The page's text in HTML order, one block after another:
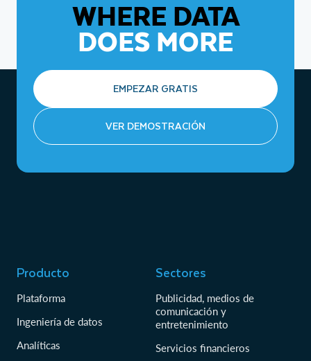
WHERE DATA
DOES MORE
EMPEZAR GRATIS
VER DEMOSTRACIÓN
Producto
Plataforma
Ingeniería de datos
Analíticas
Sectores
Publicidad, medios de
comunicación y
entretenimiento
Servicios financieros